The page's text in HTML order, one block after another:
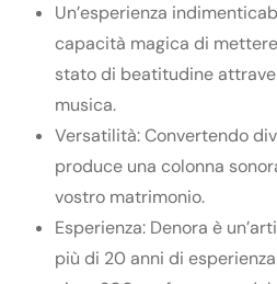
Un’esperienza
capacità magica di
stato di beatitudine
musica.
Versatilità: Convertendo
produce una colonna
vostro matrimonio.
Esperienza: Denora è
più di 20 anni di